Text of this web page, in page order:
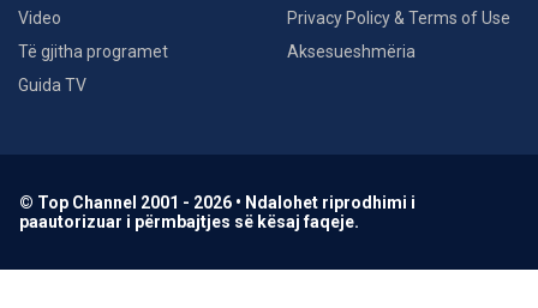
Video
Të gjitha programet
Guida TV
Privacy Policy & Terms of Use
Aksesueshmëria
© Top Channel 2001 - 2026 • Ndalohet riprodhimi i
paautorizuar i përmbajtjes së kësaj faqeje.